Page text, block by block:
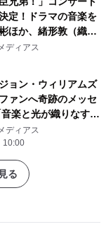
定！ドラマの音楽を
ほか、緒形敦（織田
生（石田三成役）が
5 日（水）10:00 よ
始
ディアス
ョン・ウィリアムズ
ァンへ奇跡のメッセ
楽と光が織りなす素
9 月 5 日開催の『埼
、直筆サイン入りレ
ディアス
10:00
る